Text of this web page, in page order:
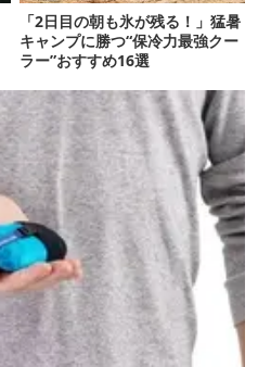
「2日目の朝も氷が残る！」猛暑
キャンプに勝つ“保冷力最強クー
ラー”おすすめ16選